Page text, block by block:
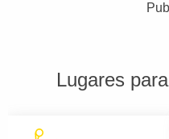
Lugares